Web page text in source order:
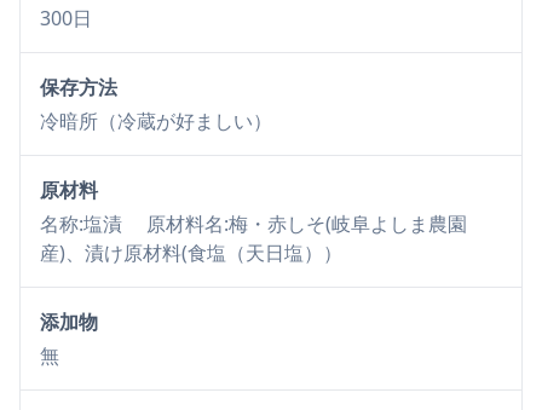
300日
保存方法
冷暗所（冷蔵が好ましい）
原材料
名称:塩漬 原材料名:梅・赤しそ(岐阜よしま農園
産)、漬け原材料(食塩（天日塩））
添加物
無